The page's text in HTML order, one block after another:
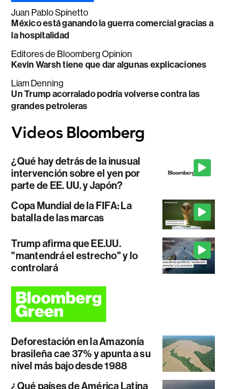
Juan Pablo Spinetto
México está ganando la guerra comercial gracias a
la hospitalidad
Editores de Bloomberg Opinion
Kevin Warsh tiene que dar algunas explicaciones
Liam Denning
Un Trump acorralado podría volverse contra las
grandes petroleras
¿Qué hay detrás de la inusual
intervención sobre el yen por
parte de EE. UU. y Japón?
Copa Mundial de la FIFA: La
batalla de las marcas
Trump afirma que EE.UU.
"mantendrá el estrecho" y lo
controlará
Deforestación en la Amazonía
brasileña cae 37% y apunta a su
nivel más bajo desde 1988
¿Qué países de América Latina